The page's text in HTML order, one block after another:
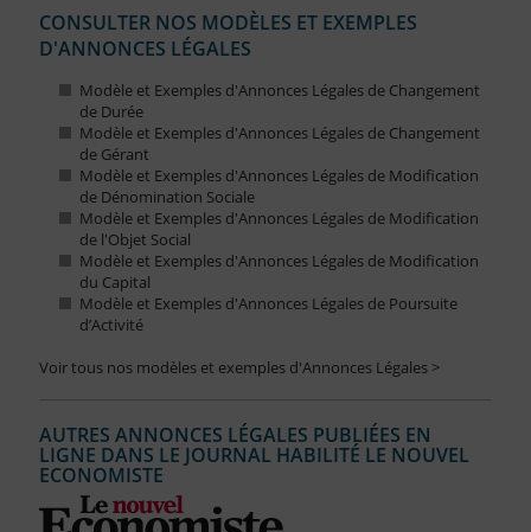
CONSULTER NOS MODÈLES ET EXEMPLES
D'ANNONCES LÉGALES
Modèle et Exemples d'Annonces Légales de Changement
de Durée
Modèle et Exemples d'Annonces Légales de Changement
de Gérant
Modèle et Exemples d'Annonces Légales de Modification
de Dénomination Sociale
Modèle et Exemples d'Annonces Légales de Modification
de l'Objet Social
Modèle et Exemples d'Annonces Légales de Modification
du Capital
Modèle et Exemples d'Annonces Légales de Poursuite
d’Activité
Voir tous nos modèles et exemples d'Annonces Légales >
AUTRES ANNONCES LÉGALES PUBLIÉES EN
LIGNE DANS LE JOURNAL HABILITÉ LE NOUVEL
ECONOMISTE